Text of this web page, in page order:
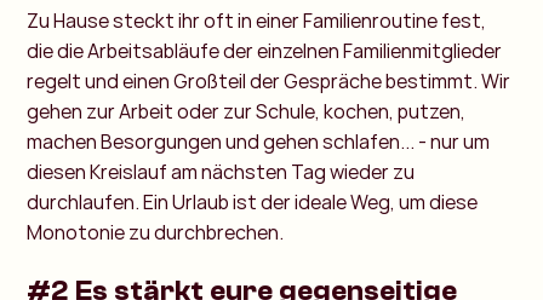
Zu Hause steckt ihr oft in einer Familienroutine fest,
die die Arbeitsabläufe der einzelnen Familienmitglieder
regelt und einen Großteil der Gespräche bestimmt. Wir
gehen zur Arbeit oder zur Schule, kochen, putzen,
machen Besorgungen und gehen schlafen... - nur um
diesen Kreislauf am nächsten Tag wieder zu
durchlaufen. Ein Urlaub ist der ideale Weg, um diese
Monotonie zu durchbrechen.
#2 Es stärkt eure gegenseitige